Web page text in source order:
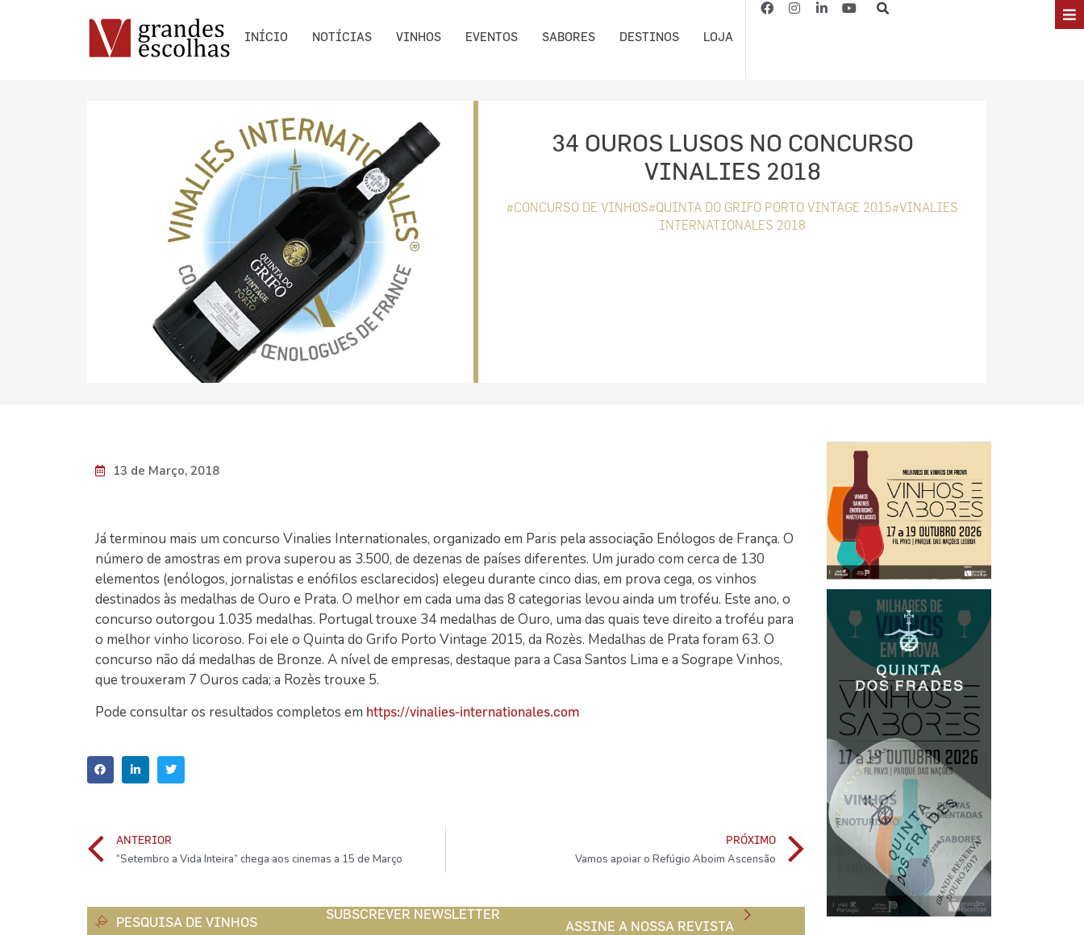
INÍCIO NOTÍCIAS VINHOS EVENTOS SABORES DESTINOS LOJA
34 OUROS LUSOS NO CONCURSO
VINALIES 2018
#CONCURSO DE VINHOS#QUINTA DO GRIFO PORTO VINTAGE 2015#VINALIES
INTERNATIONALES 2018
13 de Março, 2018
Já terminou mais um concurso Vinalies Internationales, organizado em Paris pela associação Enólogos de França. O
número de amostras em prova superou as 3.500, de dezenas de países diferentes. Um jurado com cerca de 130
elementos (enólogos, jornalistas e enófilos esclarecidos) elegeu durante cinco dias, em prova cega, os vinhos
destinados às medalhas de Ouro e Prata. O melhor em cada uma das 8 categorias levou ainda um troféu. Este ano, o
concurso outorgou 1.035 medalhas. Portugal trouxe 34 medalhas de Ouro, uma das quais teve direito a troféu para
o melhor vinho licoroso. Foi ele o Quinta do Grifo Porto Vintage 2015, da Rozès. Medalhas de Prata foram 63. O
concurso não dá medalhas de Bronze. A nível de empresas, destaque para a Casa Santos Lima e a Sogrape Vinhos,
que trouxeram 7 Ouros cada; a Rozès trouxe 5.
Pode consultar os resultados completos em https://vinalies-internationales.com
ANTERIOR
“Setembro a Vida Inteira” chega aos cinemas a 15 de Março
PRÓXIMO
Vamos apoiar o Refúgio Aboim Ascensão
PESQUISA DE VINHOS
SUBSCREVER NEWSLETTER
ASSINE A NOSSA REVISTA